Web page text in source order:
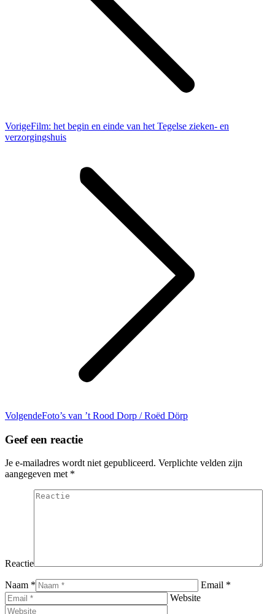
VorigeVorig
bericht
Film: het begin en einde van het Tegelse zieken- en
verzorgingshuis
VolgendeVolgend
Foto’s van ’t Rood Dorp / Roëd Dörp
Geef een reactie
Je e-mailadres wordt niet gepubliceerd. Verplichte velden zijn
aangegeven met *
Reactie
Naam *
Email *
Website